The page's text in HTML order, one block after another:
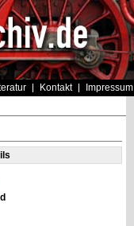
Kontakt Impressum